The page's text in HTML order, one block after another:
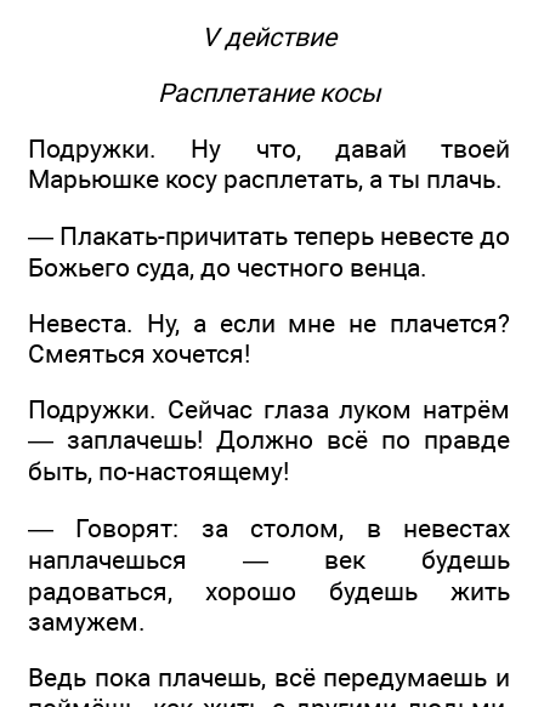
V действие
Расплетание косы
Подружки. Ну что, давай твоей
Марьюшке косу расплетать, а ты плачь.
— Плакать-причитать теперь невесте до
Божьего суда, до честного венца.
Невеста. Ну, а если мне не плачется?
Смеяться хочется!
Подружки. Сейчас глаза луком натрём
— заплачешь! Должно всё по правде
быть, по-настоящему!
— Говорят: за столом, в невестах
наплачешься — век будешь
радоваться, хорошо будешь жить
замужем.
Ведь пока плачешь, всё передумаешь и